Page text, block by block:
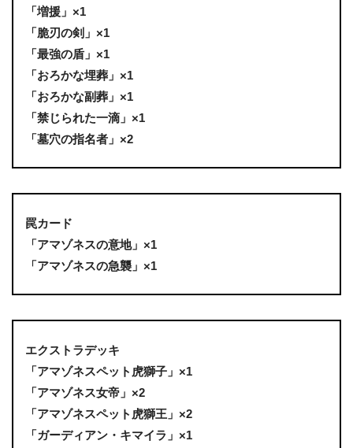
「増援」×1
「脆刃の剣」×1
「最強の盾」×1
「おろかな埋葬」×1
「おろかな副葬」×1
「禁じられた一滴」×1
「墓穴の指名者」×2
罠カード
「アマゾネスの意地」×1
「アマゾネスの急襲」×1
エクストラデッキ
「アマゾネスペット虎獅子」×1
「アマゾネス女帝」×2
「アマゾネスペット虎獅王」×2
「ガーディアン・キマイラ」×1